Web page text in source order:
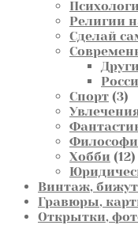
Религии
Сделай
Спорт 33
Хобби 1212
Винтаж,
Гравюры,
Открытки,